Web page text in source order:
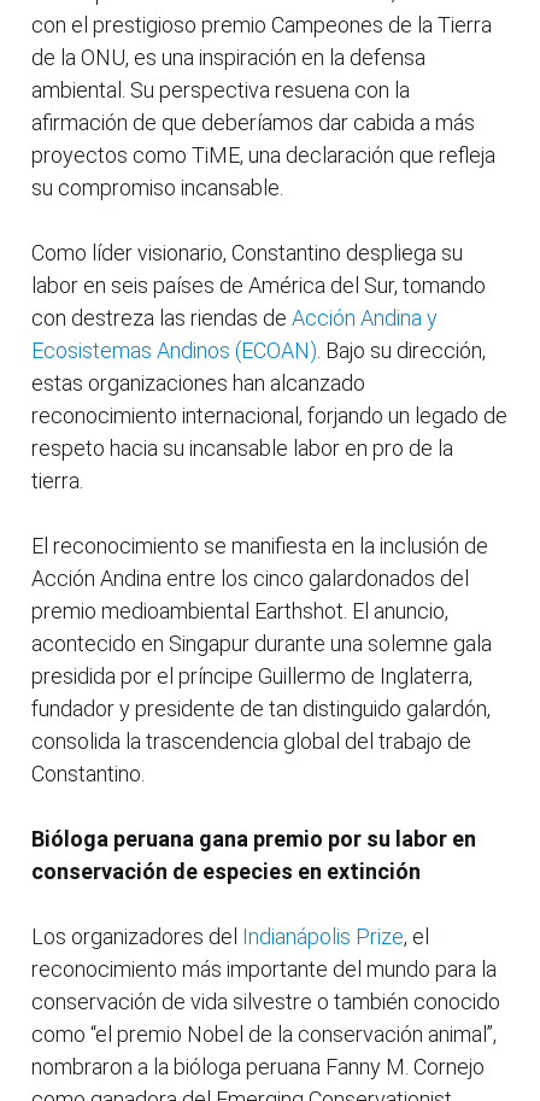
con el prestigioso premio Campeones de la Tierra
de la ONU, es una inspiración en la defensa
ambiental. Su perspectiva resuena con la
afirmación de que deberíamos dar cabida a más
proyectos como TiME, una declaración que refleja
su compromiso incansable.
Como líder visionario, Constantino despliega su
labor en seis países de América del Sur, tomando
con destreza las riendas de Acción Andina y
Ecosistemas Andinos (ECOAN). Bajo su dirección,
estas organizaciones han alcanzado
reconocimiento internacional, forjando un legado de
respeto hacia su incansable labor en pro de la
tierra.
El reconocimiento se manifiesta en la inclusión de
Acción Andina entre los cinco galardonados del
premio medioambiental Earthshot. El anuncio,
acontecido en Singapur durante una solemne gala
presidida por el príncipe Guillermo de Inglaterra,
fundador y presidente de tan distinguido galardón,
consolida la trascendencia global del trabajo de
Constantino.
Bióloga peruana gana premio por su labor en
conservación de especies en extinción
Los organizadores del Indianápolis Prize, el
reconocimiento más importante del mundo para la
conservación de vida silvestre o también conocido
como “el premio Nobel de la conservación animal”,
nombraron a la bióloga peruana Fanny M. Cornejo